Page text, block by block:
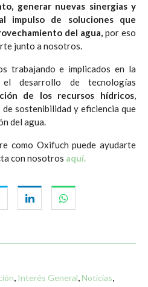
generar nuevas sinergias y
impulso de soluciones que
del agua, por eso
junto a nosotros.
trabajando e implicados en la
desarrollo de tecnologías
de los recursos hídricos,
sostenibilidad y eficiencia que
del agua.
como Oxifuch puede ayudarte
con nosotros aquí.
, Interés General, Noticias,